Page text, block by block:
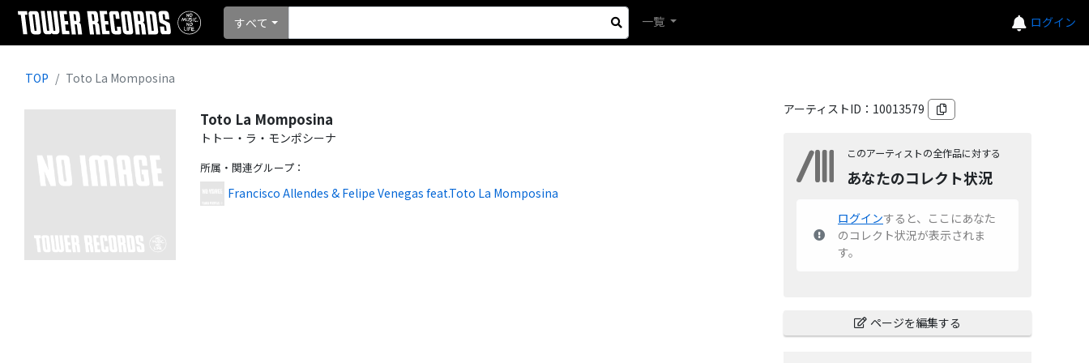
ログイン
すべて 一覧
TOP Toto La Momposina
Toto La Momposina
トトー・ラ・モンポシーナ
所属・関連グループ：
Francisco Allendes & Felipe Venegas feat.Toto La Momposina
アーティストID： 10013579
このアーティストの全作品に対する
あなたのコレクト状況
ログインすると、ここにあなた
のコレクト状況が表示されま
す。
ページを編集する